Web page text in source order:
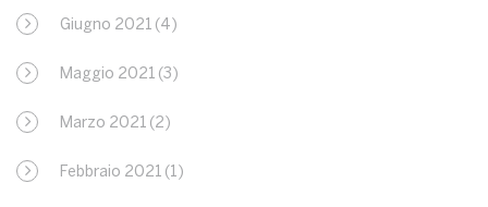
Giugno 2021 (4)
Maggio 2021 (3)
Marzo 2021 (2)
Febbraio 2021 (1)